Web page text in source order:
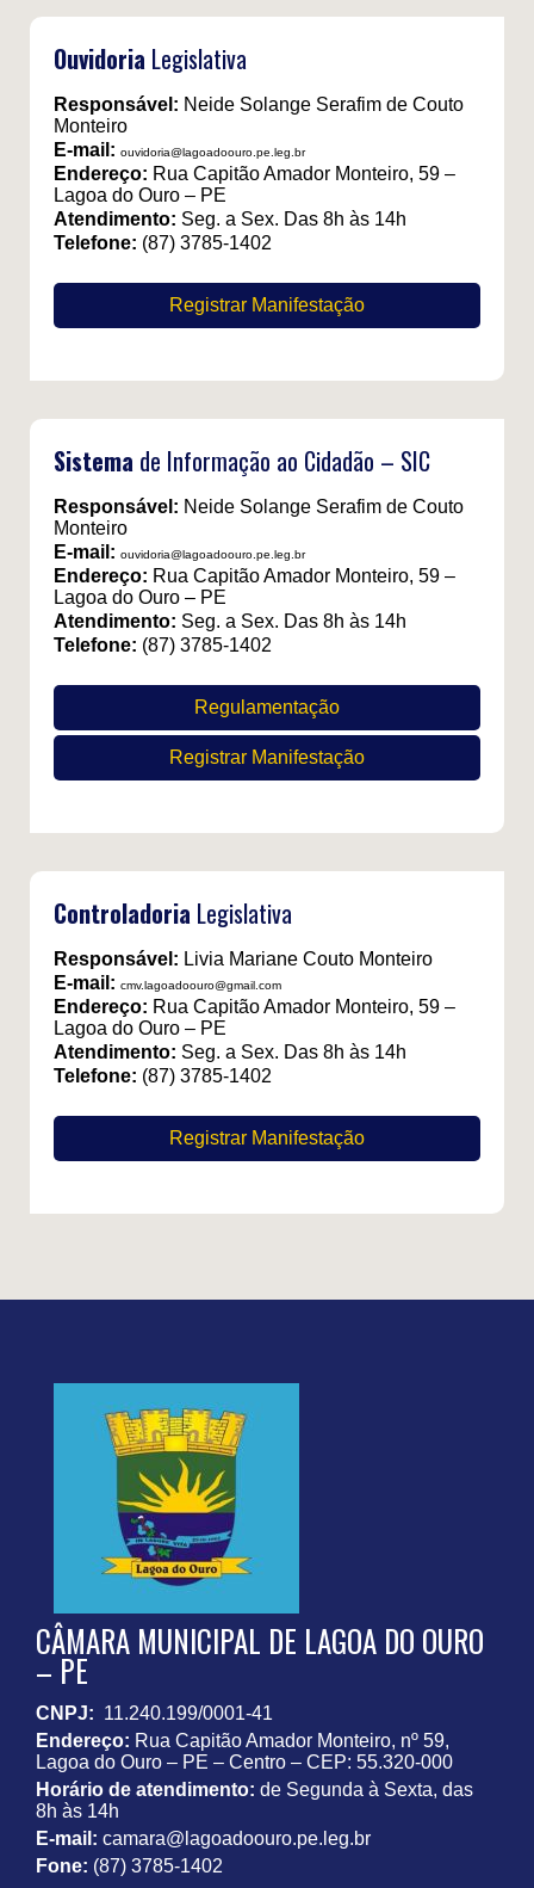
Ouvidoria Legislativa
Responsável: Neide Solange Serafim de Couto
Monteiro
E-mail: ouvidoria@lagoadoouro.pe.leg.br
Endereço: Rua Capitão Amador Monteiro, 59 –
Lagoa do Ouro – PE
Atendimento: Seg. a Sex. Das 8h às 14h
Telefone: (87) 3785-1402
Registrar Manifestação
Sistema de Informação ao Cidadão – SIC
Responsável: Neide Solange Serafim de Couto
Monteiro
E-mail: ouvidoria@lagoadoouro.pe.leg.br
Endereço: Rua Capitão Amador Monteiro, 59 –
Lagoa do Ouro – PE
Atendimento: Seg. a Sex. Das 8h às 14h
Telefone: (87) 3785-1402
Regulamentação
Registrar Manifestação
Controladoria Legislativa
Responsável: Livia Mariane Couto Monteiro
E-mail: cmv.lagoadoouro@gmail.com
Endereço: Rua Capitão Amador Monteiro, 59 –
Lagoa do Ouro – PE
Atendimento: Seg. a Sex. Das 8h às 14h
Telefone: (87) 3785-1402
Registrar Manifestação
CÂMARA MUNICIPAL DE LAGOA DO OURO
– PE
CNPJ: 11.240.199/0001-41
Endereço: Rua Capitão Amador Monteiro, nº 59,
Lagoa do Ouro – PE – Centro – CEP: 55.320-000
Horário de atendimento: de Segunda à Sexta, das
8h às 14h
E-mail: camara@lagoadoouro.pe.leg.br
Fone: (87) 3785-1402